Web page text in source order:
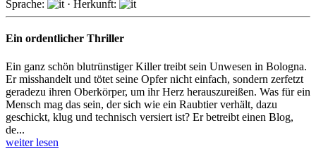
Sprache:
· Herkunft:
Ein ordentlicher Thriller
Ein ganz schön blutrünstiger Killer treibt sein Unwesen in Bologna.
Er miss­han­delt und tötet seine Opfer nicht einfach, sondern zerfetzt
geradezu ihren Ober­kör­per, um ihr Herz herauszureißen. Was für ein
Mensch mag das sein, der sich wie ein Raubtier verhält, dazu
geschickt, klug und technisch versiert ist? Er betreibt einen Blog,
de...
weiter lesen